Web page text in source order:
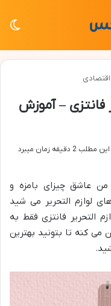
اقتصادی
فانتزی – آموزش
2 دقیقه زمان میبرد
عاشق چیزای بامزه و
لوازم التحریر می شید
التحریر فانتزی فقط به
کنه تا بتونید بهترین